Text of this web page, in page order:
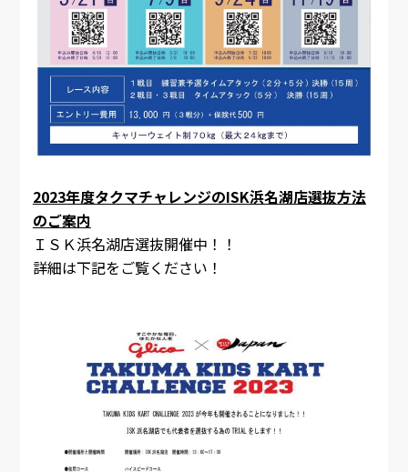
2023年度タクマチャレンジのISK浜名湖店選抜方法
のご案内
ＩＳＫ浜名湖店選抜開催中！！
詳細は下記をご覧ください！